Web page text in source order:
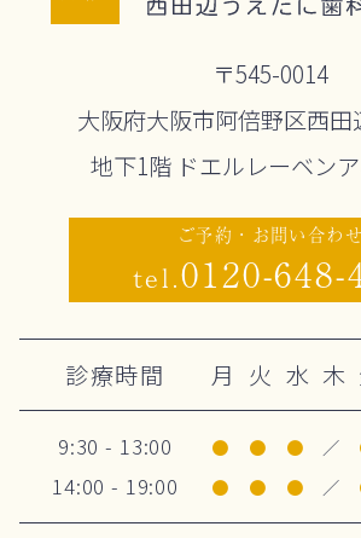
〒545-0014
大阪府大阪市阿倍野区西田
地下1階 ドエルレーベン
ご予約・お問い合わせ
tel.0120-648-
診療時間 月 火 水 木
9:30 - 13:00 ● ● ● ／
14:00 - 19:00 ● ● ● ／